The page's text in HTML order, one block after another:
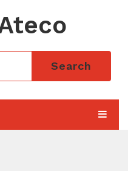
Search